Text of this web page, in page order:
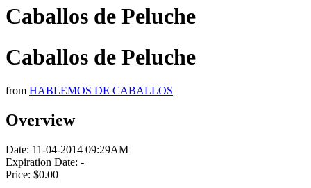
Caballos de Peluche
Caballos de Peluche
from HABLEMOS DE CABALLOS
Overview
Date: 11-04-2014 09:29AM
Expiration Date: -
Price: $0.00